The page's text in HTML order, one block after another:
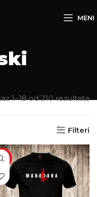
MENI
1–18 od 210 rezultata
Filteri